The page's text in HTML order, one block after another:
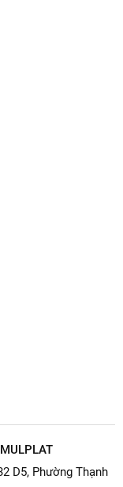
D5, Phường Thạnh